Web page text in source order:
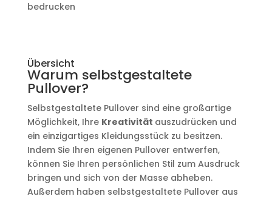
bedrucken
Übersicht
Warum selbstgestaltete
Pullover?
Selbstgestaltete Pullover sind eine großartige
Möglichkeit, Ihre Kreativität auszudrücken und
ein einzigartiges Kleidungsstück zu besitzen.
Indem Sie Ihren eigenen Pullover entwerfen,
können Sie Ihren persönlichen Stil zum Ausdruck
bringen und sich von der Masse abheben.
Außerdem haben selbstgestaltete Pullover aus